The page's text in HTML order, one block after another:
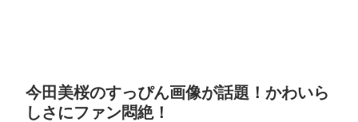
今田美桜のすっぴん画像が話題！かわいら
しさにファン悶絶！